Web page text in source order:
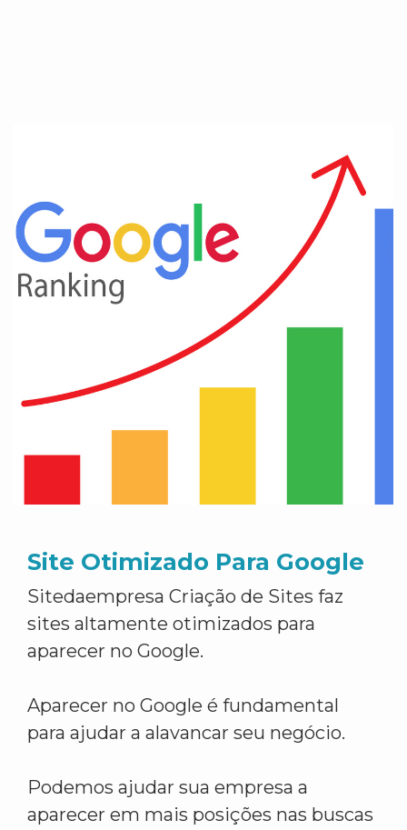
Site Otimizado Para Google
Sitedaempresa Criação de Sites faz
sites altamente otimizados para
aparecer no Google.
Aparecer no Google é fundamental
para ajudar a alavancar seu negócio.
Podemos ajudar sua empresa a
aparecer em mais posições nas buscas